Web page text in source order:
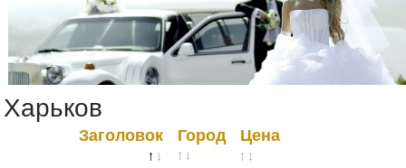
Харьков
Заголовок Город Цена